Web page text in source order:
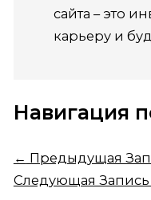
сайта – это
карьеру и
Навигация
← Предыдущая
Следующая Запись